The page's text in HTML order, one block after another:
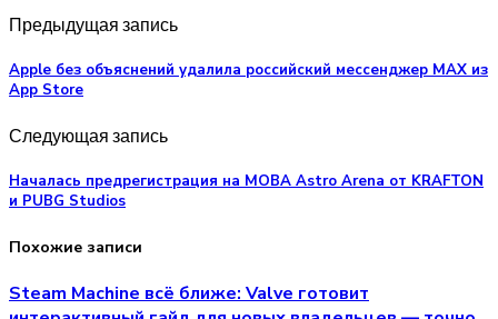
Предыдущая запись
Apple без объяснений удалила российский мессенджер MAX из
App Store
Следующая запись
Началась предрегистрация на MOBA Astro Arena от KRAFTON
и PUBG Studios
Похожие записи
Steam Machine всё ближе: Valve готовит